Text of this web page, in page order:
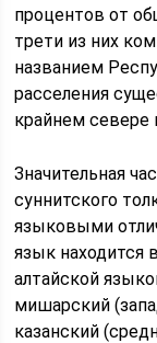
процентов от
трети из них
названием
расселения
крайнем севере
Значительная
суннитского
языковыми
язык находится
алтайской
мишарский
казанский